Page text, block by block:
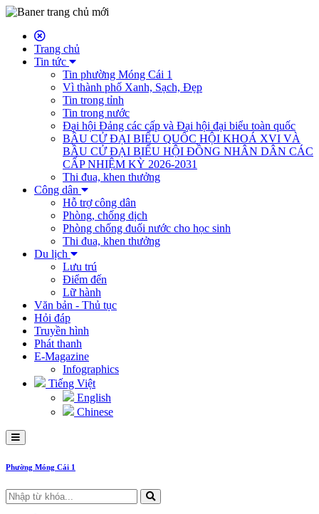
Trang chủ
Tin tức
Tin phường Móng Cái 1
Vì thành phố Xanh, Sạch, Đẹp
Tin trong tỉnh
Tin trong nước
Đại hội Đảng các cấp và Đại hội đại biểu toàn quốc
BẦU CỬ ĐẠI BIỂU QUỐC HỘI KHOÁ XVI VÀ
BẦU CỬ ĐẠI BIỂU HỘI ĐỒNG NHÂN DÂN CÁC
CẤP NHIỆM KỲ 2026-2031
Thi đua, khen thưởng
Công dân
Hỗ trợ công dân
Phòng, chống dịch
Phòng chống đuối nước cho học sinh
Thi đua, khen thưởng
Du lịch
Lưu trú
Điểm đến
Lữ hành
Văn bản - Thủ tục
Hỏi đáp
Truyền hình
Phát thanh
E-Magazine
Infographics
Tiếng Việt
English
Chinese
Phường Móng Cái 1